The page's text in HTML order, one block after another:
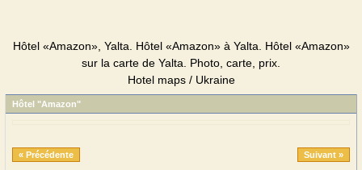
Hôtel «Amazon», Yalta. Hôtel «Amazon» à Yalta. Hôtel «Amazon»
sur la carte de Yalta. Photo, carte, prix.
Hotel maps / Ukraine
Hôtel "Amazon"
« Précédente Suivant »